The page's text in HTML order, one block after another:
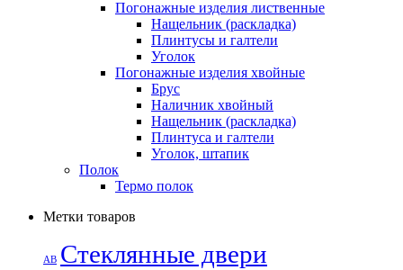
Погонажные изделия лиственные
Нащельник (раскладка)
Плинтусы и галтели
Уголок
Погонажные изделия хвойные
Брус
Наличник хвойный
Нащельник (раскладка)
Плинтуса и галтели
Уголок, штапик
Полок
Термо полок
Метки товаров
АВ Стеклянные двери